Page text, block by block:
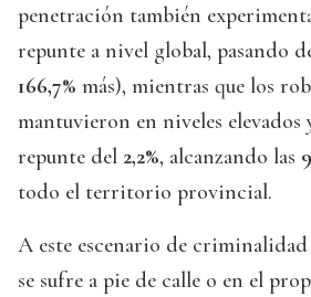
penetración también
repunte a nivel global, pasando
166,7% más), mientras que los
mantuvieron en niveles
repunte del 2,2%, alcanzando las
todo el territorio provincial.
A este escenario de
se sufre a pie de calle o en el